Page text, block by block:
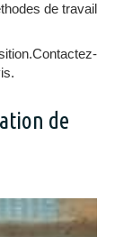
de travail
de